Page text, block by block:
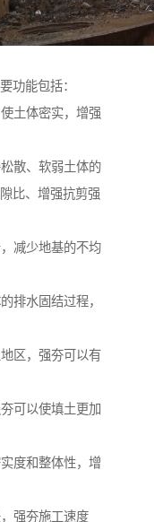
功能包括：
土体密实，增强
散、软弱土体的
比、增强抗剪强
减少地基的不均
排水固结过程，
区，强夯可以有
可以使填土更加
度和整体性，增
强夯施工速度